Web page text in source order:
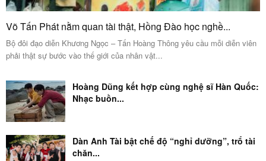
Võ Tấn Phát nằm quan tài thật, Hồng Đào học nghề...
Bộ đôi đạo diễn Khương Ngọc – Tấn Hoàng Thông yêu cầu mỗi diễn viên
phải thật sự bước vào thế giới của nhân vật...
Hoàng Dũng kết hợp cùng nghệ sĩ Hàn Quốc:
Nhạc buồn...
Dàn Anh Tài bật chế độ “nghỉ dưỡng”, trổ tài
chăn...